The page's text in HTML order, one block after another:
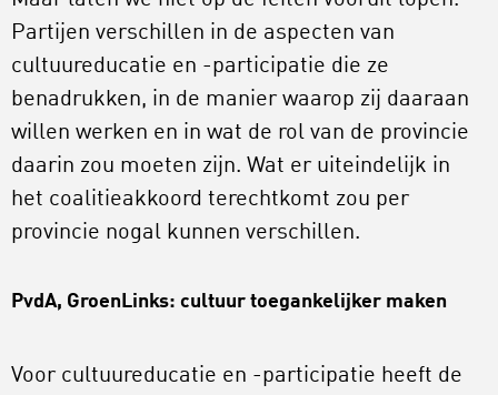
Partijen verschillen in de aspecten van
cultuureducatie en -participatie die ze
benadrukken, in de manier waarop zij daaraan
willen werken en in wat de rol van de provincie
daarin zou moeten zijn. Wat er uiteindelijk in
het coalitieakkoord terechtkomt zou per
provincie nogal kunnen verschillen.
PvdA, GroenLinks: cultuur toegankelijker maken
Voor cultuureducatie en -participatie heeft de